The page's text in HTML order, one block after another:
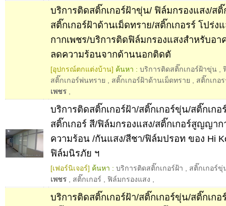
บริการติดสติ๊กเกอร์ฝ้าขุ่น/ ฟิล์มกรองแสง/สติ๊
สติ๊กเกอร์ฝ้าด้านเม็ดทราย/สติ๊กเกอรร์ โปร่ง
กากเพชร/บริการติดฟิล์มกรองแสงสำหรับอา
ลดความร้อนจากด้านนอกติดตั
[อุปกรณ์ตกแต่งบ้าน] ค้นหา : บริการติดสติ๊กเกอร์ฝ้าขุ่น
สติ๊กเกอร์พ่นทราย
สติ๊กเกอร์ฝ้าด้านเม็ดทราย
สติ๊กเกอ
เพชร
บริการติดสติ๊กเกอร์ฝ้า/สติ๊กเกอร์ขุ่น/สติ๊กเกอ
สติ๊กเกอร์ สี/ฟิล์มกรองแสง/สติ๊กเกอร์สูญญา
ความร้อน /กันแสง/สีชา/ฟิล์มปรอท ของ Hi
ฟิล์มนิรภัย ฯ
[เฟอร์นิเจอร์] ค้นหา : บริการติดสติ๊กเกอร์ฝ้า
สติ๊กเกอร์ขุ่
เพชร
สติ๊กเกอร์ ฟิล์มกรองแสง
บริการติดสติ๊กเกอร์ฝ้า/สติ๊กเกอร์ขุ่น/สติ๊กเกอ